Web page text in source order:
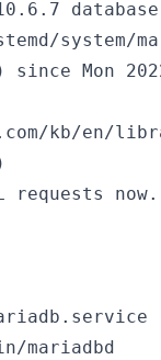
system/
since Mon
kb/en/
requests
mariadbd